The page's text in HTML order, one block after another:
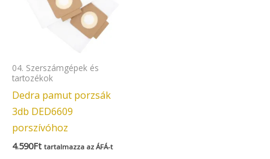
04. Szerszámgépek és
tartozékok
Dedra pamut porzsák
3db DED6609
porszívóhoz
4.590Ft tartalmazza az ÁFÁ-t